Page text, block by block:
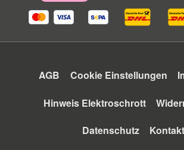
AGB Cookie Einstellungen
Hinweis Elektroschrott
Datenschutz Kontakt